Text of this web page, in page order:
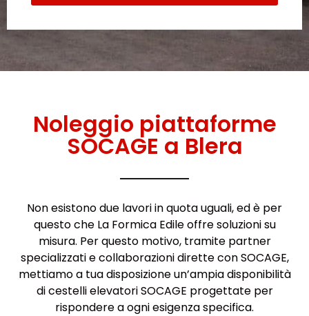
Noleggio piattaforme
SOCAGE a Blera
Non esistono due lavori in quota uguali, ed è per
questo che La Formica Edile offre soluzioni su
misura. Per questo motivo, tramite partner
specializzati e collaborazioni dirette con SOCAGE,
mettiamo a tua disposizione un’ampia disponibilità
di cestelli elevatori SOCAGE progettate per
rispondere a ogni esigenza specifica.